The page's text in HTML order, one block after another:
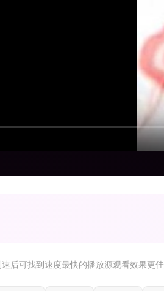
速后可找到速度最快的播放源观看效果更佳